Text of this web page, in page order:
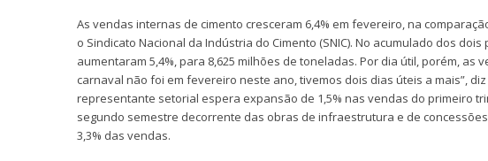
As vendas internas de cimento cresceram 6,4% em fevereiro, na
o Sindicato Nacional da Indústria do Cimento (SNIC). No acumulado dos
aumentaram 5,4%, para 8,625 milhões de toneladas. Por dia útil, porém, as
carnaval não foi em fevereiro neste ano, tivemos dois dias úteis a mais”,
representante setorial espera expansão de 1,5% nas vendas do primeiro
segundo semestre decorrente das obras de infraestrutura e de
3,3% das vendas.